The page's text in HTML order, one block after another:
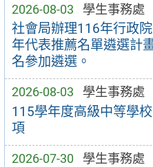
2026-08-03 學生事務處
社會局辦理116年行政
年代表推薦名單遴選計
名參加遴選。
2026-08-03 學生事務處
115學年度高級中等學
項
2026-07-30 學生事務處